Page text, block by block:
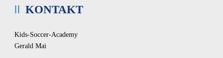
KONTAKT
Kids-Soccer-Academy
Gerald Mai